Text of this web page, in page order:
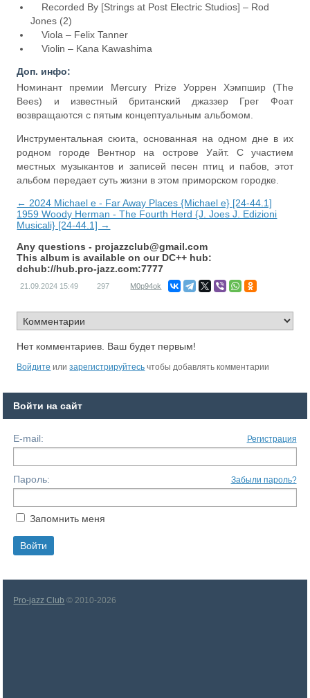
Recorded By [Strings at Post Electric Studios] – Rod
Jones (2)
Viola – Felix Tanner
Violin – Kana Kawashima
Доп. инфо:
Номинант премии Mercury Prize Уоррен Хэмпшир (The
Bees) и известный британский джаззер Грег Фоат
возвращаются с пятым концептуальным альбомом.
Инструментальная сюита, основанная на одном дне в их
родном городе Вентнор на острове Уайт. С участием
местных музыкантов и записей песен птиц и пабов, этот
альбом передает суть жизни в этом приморском городке.
← 2024 Michael e - Far Away Places {Michael e} [24-44.1]
1959 Woody Herman - The Fourth Herd {J. Joes J. Edizioni
Musicali} [24-44.1] →
Any questions - projazzclub@gmail.com
This album is available on our DC++ hub:
dchub://hub.pro-jazz.com:7777
21.09.2024 15:49 297 M0p94ok
Нет комментариев. Ваш будет первым!
Войдите илизарегистрируйтесь чтобы добавлять комментарии
Войти на сайт
E-mail: Регистрация
Пароль: Забыли пароль?
Запомнить меня
Pro-jazz Club © 2010-2026